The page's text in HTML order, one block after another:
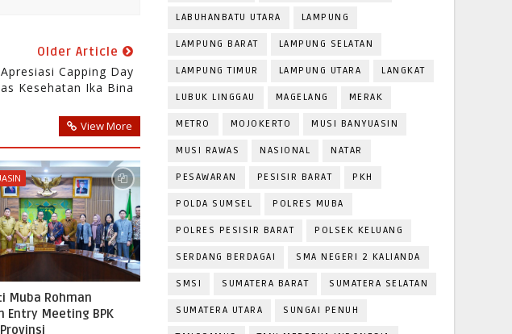
Older Article
Capping Day
Kesehatan Ika Bina
View More
Muba Rohman
Entry Meeting BPK
LABUHANBATU UTARA LAMPUNG
LAMPUNG BARAT LAMPUNG SELATAN
LAMPUNG TIMUR LAMPUNG UTARA LANGKAT
LUBUK LINGGAU MAGELANG MERAK
METRO MOJOKERTO MUSI BANYUASIN
MUSI RAWAS NASIONAL NATAR
PESAWARAN PESISIR BARAT PKH
POLDA SUMSEL POLRES MUBA
POLRES PESISIR BARAT POLSEK KELUANG
SERDANG BERDAGAI SMA NEGERI 2 KALIANDA
SMSI SUMATERA BARAT SUMATERA SELATAN
SUMATERA UTARA SUNGAI PENUH